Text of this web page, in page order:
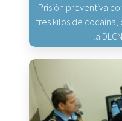
Prisión preventiva
tres kilos de
la